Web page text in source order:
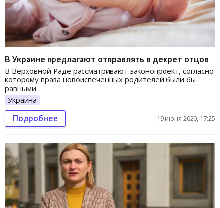
В Украине предлагают отправлять в декрет отцов
В Верховной Раде рассматривают законопроект, согласно
которому права новоиспеченных родителей были бы
равными.
Украина
Подробнее 19 июня 2020, 17:25